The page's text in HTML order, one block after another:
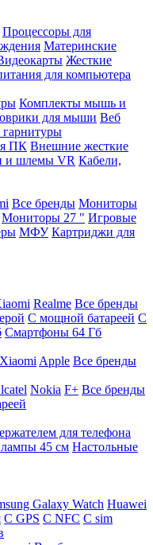
Процессоры для
Материнские
Жесткие
для компьютера
Комплекты мышь и
для мыши Веб
ПК Внешние жесткие
и шлемы VR Кабели,
Все бренды Мониторы
Мониторы 27 " Игровые
МФУ Картриджи для
Realme Все бренды
С мощной батареей С
Смартфоны 64 Гб
Xiaomi Apple Все бренды
Nokia F+ Все бренды
для телефона
45 см Настольные
Galaxy Watch Huawei
C GPS C NFC C sim